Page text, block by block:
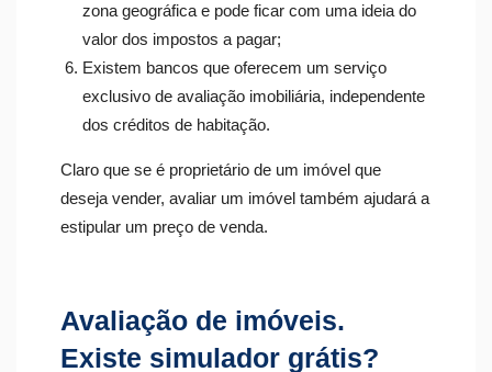
zona geográfica e pode ficar com uma ideia do
valor dos impostos a pagar;
Existem bancos que oferecem um serviço
exclusivo de avaliação imobiliária, independente
dos créditos de habitação.
Claro que se é proprietário de um imóvel que
deseja vender, avaliar um imóvel também ajudará a
estipular um preço de venda.
Avaliação de imóveis.
Existe simulador grátis?